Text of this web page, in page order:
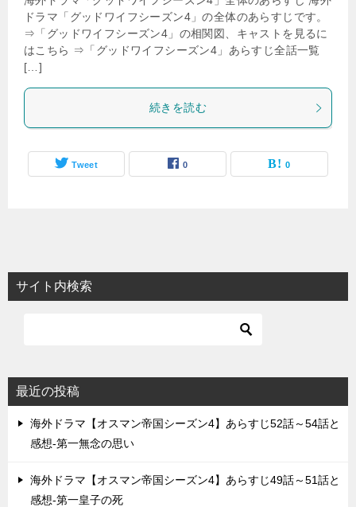
ドラマ「グッドワイフシーズン4」の全体のあらすじです。
⇒「グッドワイフシーズン4」の相関図、キャストを見るに
はこちら ⇒「グッドワイフシーズン4」あらすじ全話一覧
[…]
続きを読む
Tweet 0 0
サイト内検索
最近の投稿
海外ドラマ【オスマン帝国シーズン4】あらすじ52話～54話と
感想-第一無念の思い
海外ドラマ【オスマン帝国シーズン4】あらすじ49話～51話と
感想-第一皇子の死